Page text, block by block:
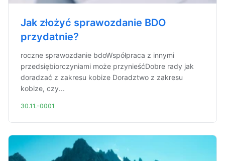
Jak złożyć sprawozdanie BDO
przydatnie?
roczne sprawozdanie bdoWspółpraca z innymi
przedsiębiorczyniami może przynieśćDobre rady jak
doradzać z zakresu kobize Doradztwo z zakresu
kobize, czy...
30.11.-0001